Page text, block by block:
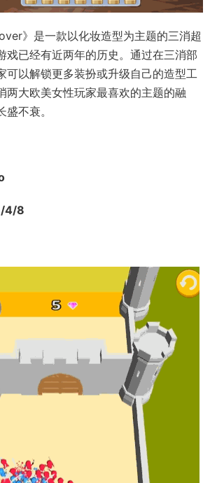
》是一款以化妆造型为主题的三消超
戏已经有近两年的历史。通过在三消部
可以解锁更多装扮或升级自己的造型工
两大欧美女性玩家最喜欢的主题的融
不衰。
4/8